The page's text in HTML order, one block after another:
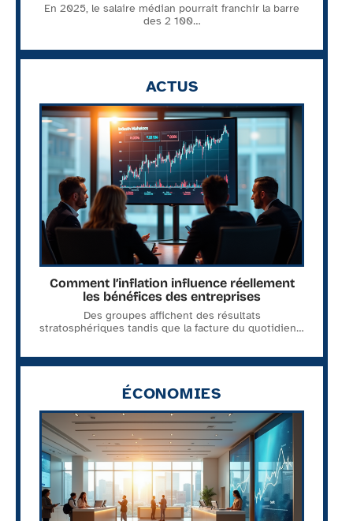
En 2025, le salaire médian pourrait franchir la barre
des 2 100…
ACTUS
Comment l’inflation influence réellement
les bénéfices des entreprises
Des groupes affichent des résultats
stratosphériques tandis que la facture du quotidien…
ÉCONOMIES